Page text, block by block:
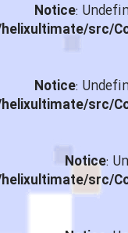
Notice:
src/
Notice:
src/
Notice:
src/